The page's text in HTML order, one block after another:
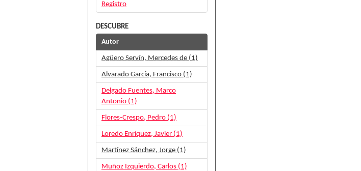
Registro
DESCUBRE
Autor
Agüero Servín, Mercedes de (1)
Alvarado García, Francisco (1)
Delgado Fuentes, Marco
Antonio (1)
Flores-Crespo, Pedro (1)
Loredo Enríquez, Javier (1)
Martínez Sánchez, Jorge (1)
Muñoz Izquierdo, Carlos (1)